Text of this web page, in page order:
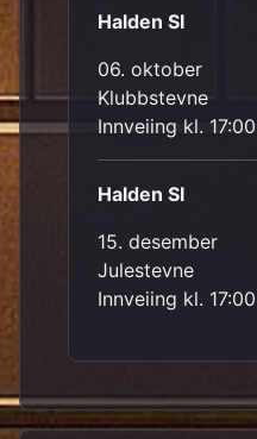
Halden SI
06. oktober
Klubbstevne
Innveiing kl. 17:00
Halden SI
15. desember
Julestevne
Innveiing kl. 17:00